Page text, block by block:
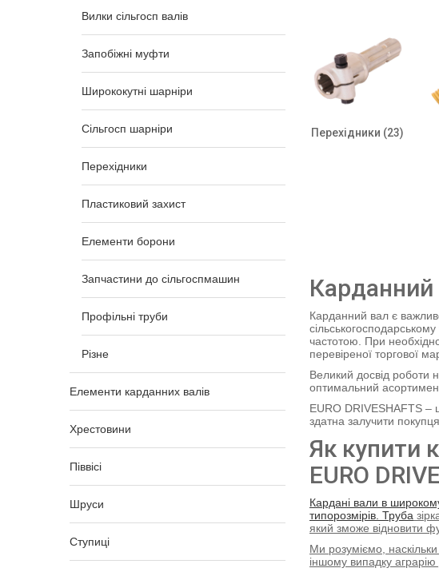
Вилки сільгосп валів
Запобіжні муфти
Ширококутні шарніри
Сільгосп шарніри
Перехідники
Пластиковий захист
Елементи борони
Запчастини до сільгоспмашин
Профільні труби
Різне
Елементи карданних валів
Хрестовини
Піввісі
Шруси
Ступиці
Перехідники (23)
Карданний
Карданний вал є
частотою. При
перевіреної торгової
Великий досвід роботи
оптимальний асортимент
EURO DRIVESHAFTS –
здатна залучити
Як купити
EURO
Кардані вали в
типорозмірів. Труба
який зможе відновити
Ми розуміємо,
іншому випадку аграрію